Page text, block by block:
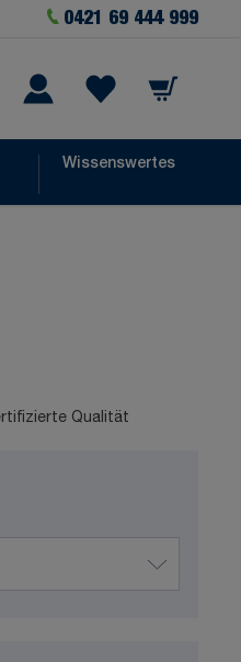
0421 69 444 999
Warenkorb
Wissenswertes
Qualität